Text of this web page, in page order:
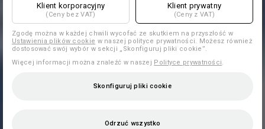
Klient korporacyjny
(Ceny bez VAT)
Klient prywatny
(Ceny z VAT)
Zgodę można w każdej chwili wycofać ze skutkiem na przyszłość w
Ustawienia plików cookie w naszej polityce prywatności. Możesz również
dostosować swój wybór w sekcji „Skonfiguruj pliki cookie”.
Więcej informacji można znaleźć w naszej Polityce prywatności
Skonfiguruj pliki cookie
Odrzuć wszystko